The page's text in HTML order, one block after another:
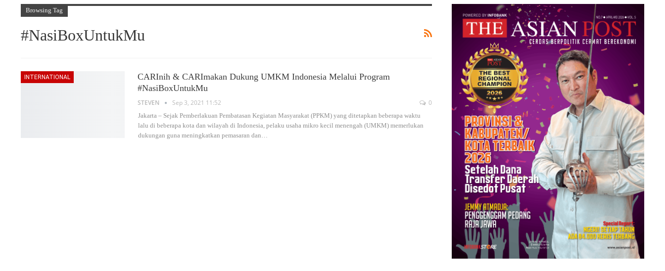
Browsing Tag
#NasiBoxUntukMu
INTERNATIONAL
CARInih & CARImakan Dukung UMKM Indonesia Melalui Program
#NasiBoxUntukMu
STEVEN Sep 3, 2021 11:52 0
Jakarta – Sejak Pemberlakuan Pembatasan Kegiatan Masyarakat (PPKM) yang ditetapkan beberapa waktu
lalu di beberapa kota dan wilayah di Indonesia, pelaku usaha mikro kecil menengah (UMKM) memerlukan
dukungan guna meningkatkan pemasaran dan…